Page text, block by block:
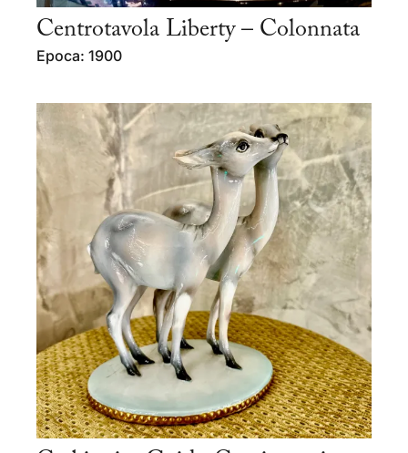
Centrotavola Liberty – Colonnata
Epoca: 1900